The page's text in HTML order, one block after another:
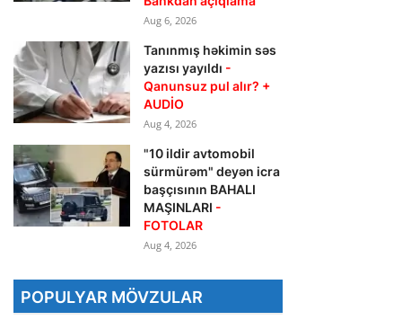
Aug 6, 2026
Tanınmış həkimin səs
yazısı yayıldı -
Qanunsuz pul alır? +
AUDİO
Aug 4, 2026
"10 ildir avtomobil
sürmürəm" deyən icra
başçısının BAHALI
MAŞINLARI -
FOTOLAR
Aug 4, 2026
POPULYAR MÖVZULAR